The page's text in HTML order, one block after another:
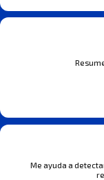
Me ayuda a